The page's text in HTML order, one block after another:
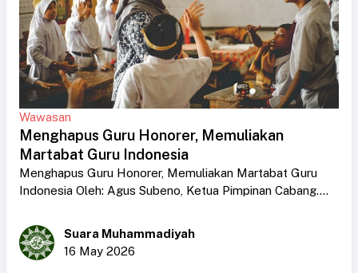
Wawasan
Menghapus Guru Honorer, Memuliakan
Martabat Guru Indonesia
Menghapus Guru Honorer, Memuliakan Martabat Guru
Indonesia Oleh: Agus Subeno, Ketua Pimpinan Cabang....
Suara Muhammadiyah
16 May 2026